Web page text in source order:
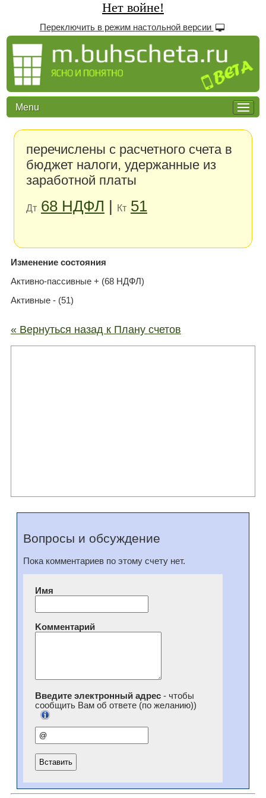
Нет войне!
Переключить в режим настольной версии
Menu
перечислены с расчетного счета в
бюджет налоги, удержанные из
заработной платы
Дт 68 НДФЛ | Кт 51
Изменение состояния
Активно-пассивные + (68 НДФЛ)
Активные - (51)
« Вернуться назад к Плану счетов
Вопросы и обсуждение
Пока комментариев по этому счету нет.
Имя
Kомментарий
Введите электронный адрес- чтобы
сообщить Вам об ответе (по желанию))